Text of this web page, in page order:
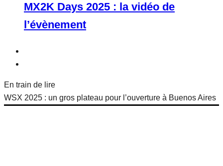
MX2K Days 2025 : la vidéo de
l’évènement
En train de lire
WSX 2025 : un gros plateau pour l’ouverture à Buenos Aires